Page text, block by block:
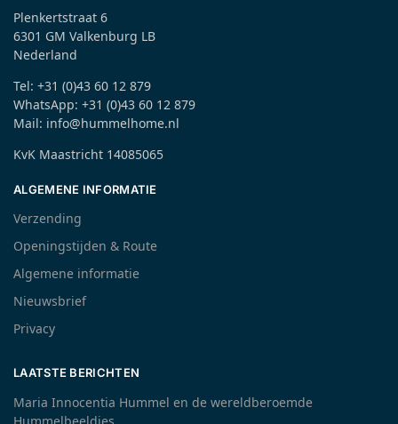
Plenkertstraat 6
6301 GM Valkenburg LB
Nederland
Tel: +31 (0)43 60 12 879
WhatsApp: +31 (0)43 60 12 879
Mail: info@hummelhome.nl
KvK Maastricht 14085065
ALGEMENE INFORMATIE
Verzending
Openingstijden & Route
Algemene informatie
Nieuwsbrief
Privacy
LAATSTE BERICHTEN
Maria Innocentia Hummel en de wereldberoemde
Hummelbeeldjes